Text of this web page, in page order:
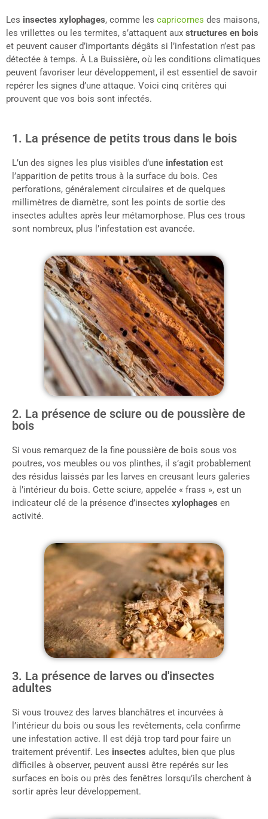
Les insectes xylophages, comme les capricornes des maisons,
les vrillettes ou les termites, s’attaquent aux structures en bois
et peuvent causer d’importants dégâts si l’infestation n’est pas
détectée à temps. À La Buissière, où les conditions climatiques
peuvent favoriser leur développement, il est essentiel de savoir
repérer les signes d’une attaque. Voici cinq critères qui
prouvent que vos bois sont infectés.
1. La présence de petits trous dans le bois
L’un des signes les plus visibles d’une infestation est
l’apparition de petits trous à la surface du bois. Ces
perforations, généralement circulaires et de quelques
millimètres de diamètre, sont les points de sortie des
insectes adultes après leur métamorphose. Plus ces trous
sont nombreux, plus l’infestation est avancée.
2. La présence de sciure ou de poussière de
bois
Si vous remarquez de la fine poussière de bois sous vos
poutres, vos meubles ou vos plinthes, il s’agit probablement
des résidus laissés par les larves en creusant leurs galeries
à l’intérieur du bois. Cette sciure, appelée « frass », est un
indicateur clé de la présence d’insectes xylophages en
activité.
3. La présence de larves ou d'insectes
adultes
Si vous trouvez des larves blanchâtres et incurvées à
l’intérieur du bois ou sous les revêtements, cela confirme
une infestation active. Il est déjà trop tard pour faire un
traitement préventif. Les insectes adultes, bien que plus
difficiles à observer, peuvent aussi être repérés sur les
surfaces en bois ou près des fenêtres lorsqu’ils cherchent à
sortir après leur développement.